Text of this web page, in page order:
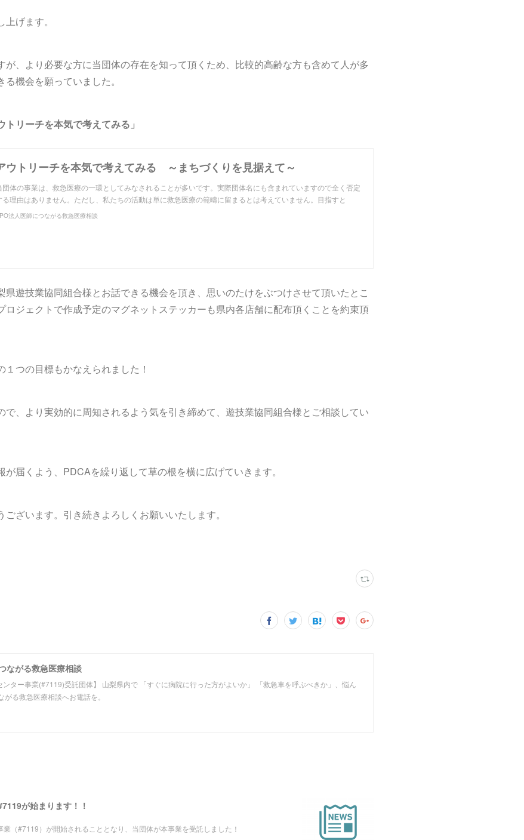
げます。
が、より必要な方に当団体の存在を知って頂くため、比較的高齢な方も含めて人が多
機会を願っていました。
リーチを本気で考えてみる」
ウトリーチを本気で考えてみる ～まちづくりを見据えて～
団体の事業は、救急医療の一環としてみなされることが多いです。実際団体名にも含まれていますので全く否定
る理由はありません。ただし、私たちの活動は単に救急医療の範疇に留まるとは考えていません。目指すと
法人医師につながる救急医療相談
県遊技業協同組合様とお話できる機会を頂き、思いのたけをぶつけさせて頂いたとこ
ロジェクトで作成予定のマグネットステッカーも県内各店舗に配布頂くことを約束頂
つの目標もかなえられました！
で、より実効的に周知されるよう気を引き締めて、遊技業協同組合様とご相談してい
届くよう、PDCAを繰り返して草の根を横に広げていきます。
ざいます。引き続きよろしくお願いいたします。
ながる救急医療相談
ンター事業(#7119)受託団体】 山梨県内で 「すぐに病院に行った方がよいか」 「救急車を呼ぶべきか」、悩ん
がる救急医療相談へお電話を。
が始まります！！
（#7119）が開始されることとなり、当団体が本事業を受託しました！